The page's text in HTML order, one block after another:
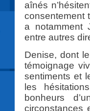
aînés
consentement
a notamment
entre autres
Denise, dont
témoignage
sentiments et
les
bonheurs
circonstances